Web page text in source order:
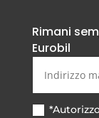
Rimani
Eurobil